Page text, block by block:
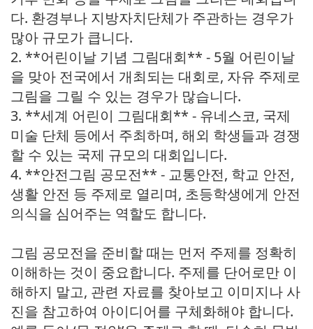
다. 환경부나 지방자치단체가 주관하는 경우가
많아 규모가 큽니다.
2. **어린이날 기념 그림대회** - 5월 어린이날
을 맞아 전국에서 개최되는 대회로, 자유 주제로
그림을 그릴 수 있는 경우가 많습니다.
3. **세계 어린이 그림대회** - 유네스코, 국제
미술 단체 등에서 주최하며, 해외 학생들과 경쟁
할 수 있는 국제 규모의 대회입니다.
4. **안전그림 공모전** - 교통안전, 학교 안전,
생활 안전 등 주제로 열리며, 초등학생에게 안전
의식을 심어주는 역할도 합니다.
그림 공모전을 준비할 때는 먼저 주제를 정확히
이해하는 것이 중요합니다. 주제를 단어로만 이
해하지 말고, 관련 자료를 찾아보고 이미지나 사
진을 참고하여 아이디어를 구체화해야 합니다.